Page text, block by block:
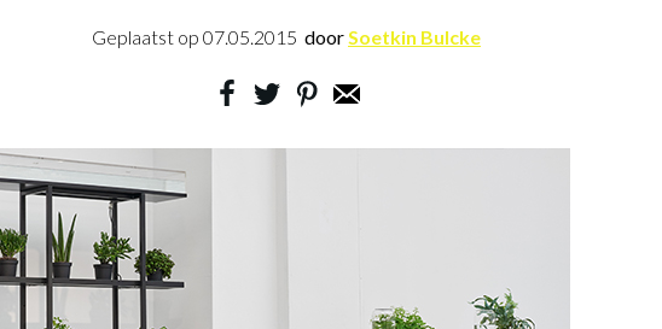
Geplaatst op 07.05.2015 doorSoetkin Bulcke